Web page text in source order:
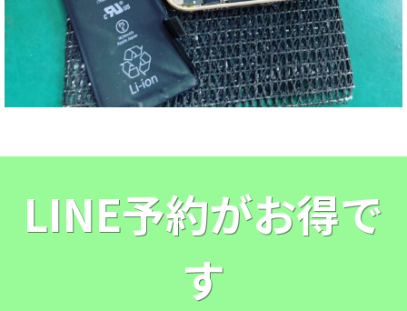
LINE予約がお得で
す